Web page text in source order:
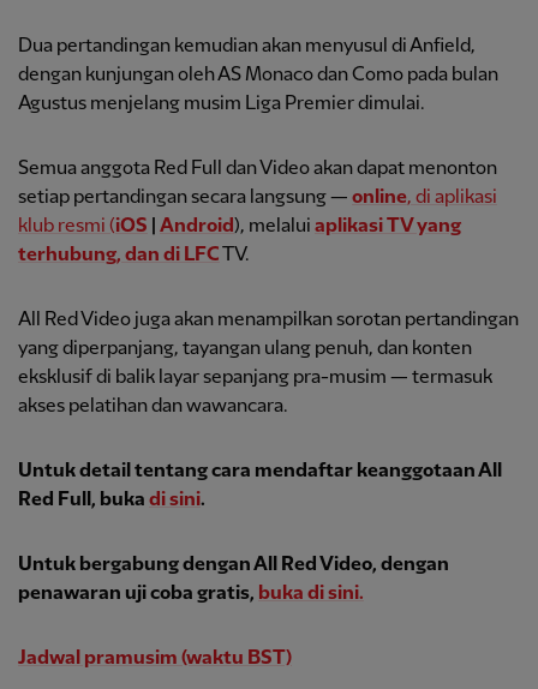
Dua pertandingan kemudian akan menyusul di Anfield,
dengan kunjungan oleh AS Monaco dan Como pada bulan
Agustus menjelang musim Liga Premier dimulai.
Semua anggota Red Full dan Video akan dapat menonton
setiap pertandingan secara langsung — online, di aplikasi
klub resmi (iOS Android ), melalui aplikasi TV yang
terhubung, dan di LFCTV.
All Red Video juga akan menampilkan sorotan pertandingan
yang diperpanjang, tayangan ulang penuh, dan konten
eksklusif di balik layar sepanjang pra-musim — termasuk
akses pelatihan dan wawancara.
Untuk detail tentang cara mendaftar keanggotaan All
Red Full, buka di sini.
Untuk bergabung dengan All Red Video, dengan
penawaran uji coba gratis, buka di sini.
Jadwal pramusim (waktu BST)